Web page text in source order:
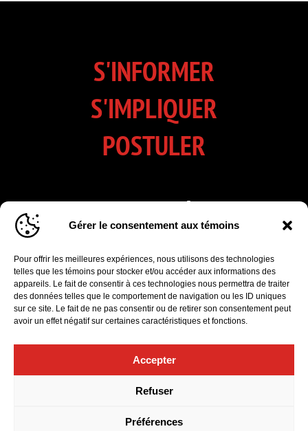
Gérer le consentement aux témoins
Pour offrir les meilleures expériences, nous utilisons des technologies
telles que les témoins pour stocker et/ou accéder aux informations des
appareils. Le fait de consentir à ces technologies nous permettra de traiter
des données telles que le comportement de navigation ou les ID uniques
sur ce site. Le fait de ne pas consentir ou de retirer son consentement peut
avoir un effet négatif sur certaines caractéristiques et fonctions.
Accepter
Refuser
Préférences
S'INFORMER
S'IMPLIQUER
POSTULER
INSCRIVEZ-VOUS À NOTRE
INFOLETTRE
Cliquez pour accepter les cookies marketing
et activer ce formulaire d’inscription à
l'infolettre
Politique de confidentialité|Gérer le consentement aux témoins
réservés.